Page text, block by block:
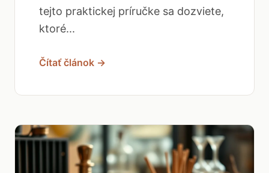
tejto praktickej príručke sa dozviete,
ktoré...
Čítať článok →